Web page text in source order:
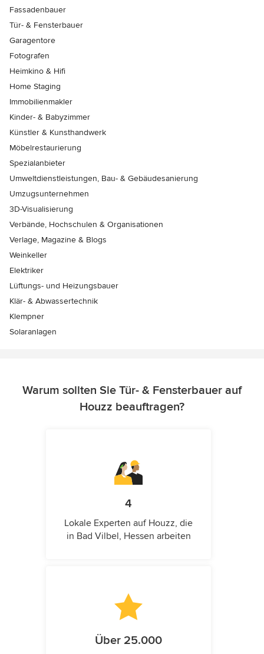
Fassadenbauer
Tür- & Fensterbauer
Garagentore
Fotografen
Heimkino & Hifi
Home Staging
Immobilienmakler
Kinder- & Babyzimmer
Künstler & Kunsthandwerk
Möbelrestaurierung
Spezialanbieter
Umweltdienstleistungen, Bau- & Gebäudesanierung
Umzugsunternehmen
3D-Visualisierung
Verbände, Hochschulen & Organisationen
Verlage, Magazine & Blogs
Weinkeller
Elektriker
Lüftungs- und Heizungsbauer
Klär- & Abwassertechnik
Klempner
Solaranlagen
Warum sollten Sie Tür- & Fensterbauer auf
Houzz beauftragen?
4
Lokale Experten auf Houzz, die
in Bad Vilbel, Hessen arbeiten
Über 25.000